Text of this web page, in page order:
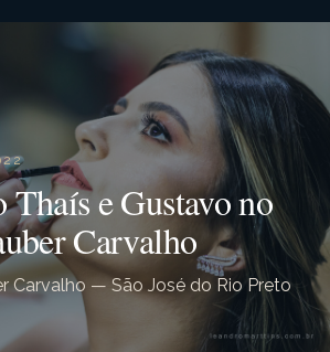
Thaís e Gustavo no
Carvalho
Carvalho — São José do Rio Preto